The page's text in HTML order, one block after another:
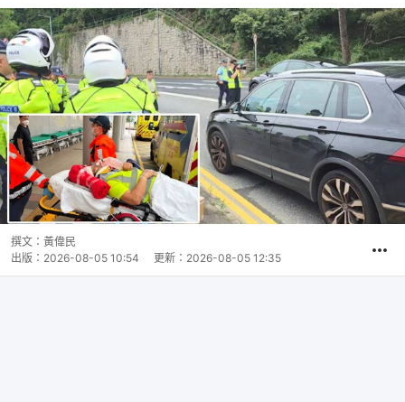
撰文： 黃偉民
出版： 2026-08-05 10:54 更新： 2026-08-05 12:35